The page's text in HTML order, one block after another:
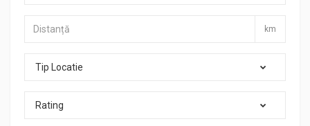
km
Tip Locatie
Rating